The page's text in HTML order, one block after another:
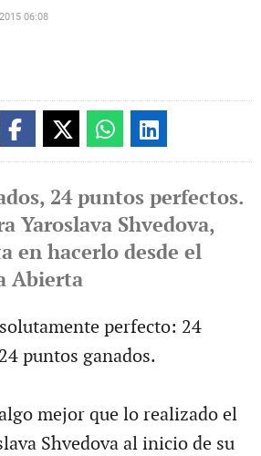
06:08
24 puntos perfectos.
Yaroslava Shvedova,
en hacerlo desde el
Abierta
perfecto: 24
puntos ganados.
mejor que lo realizado el
Shvedova al inicio de su